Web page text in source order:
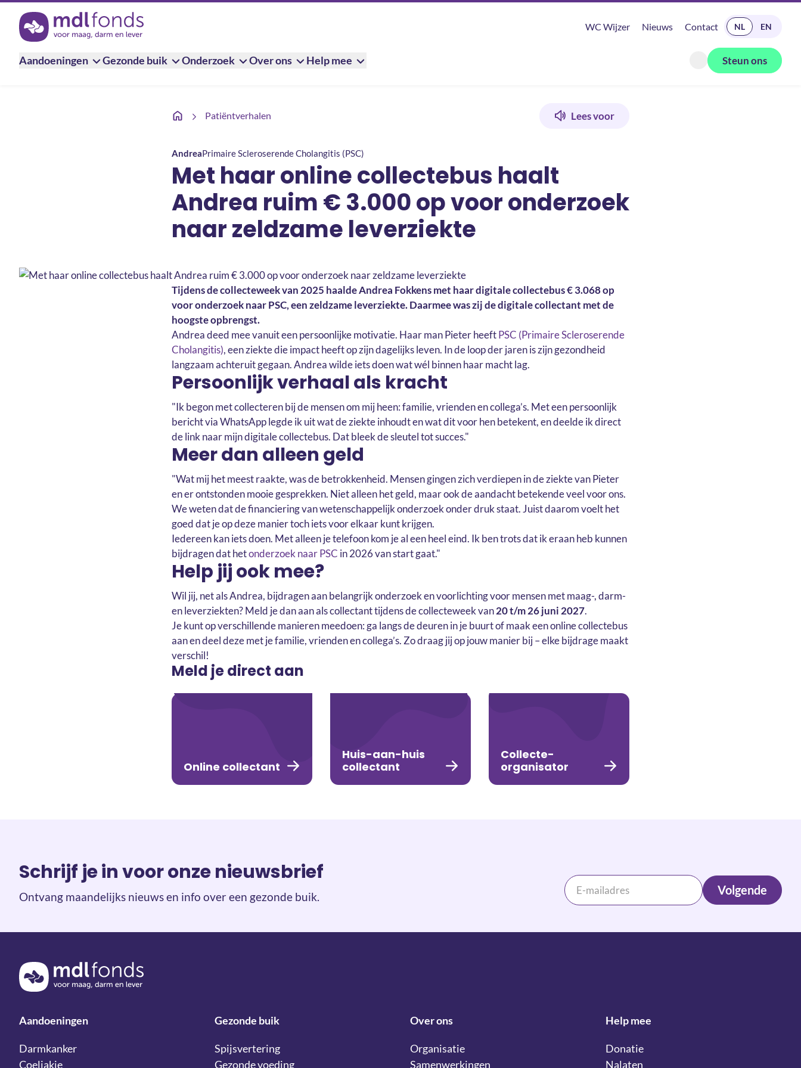
Terug naar de homepage
WC Wijzer Nieuws Contact READ IN ENGLISH
NL EN
Aandoeningen Gezonde buik Onderzoek Over ons Help mee
Zoeken openen
Steun ons
Patiëntverhalen
Met haar online collectebus haalt Andrea ruim € 3.000 op voor onderzoek naar zeldzame leverziekte
Lees voor
Met haar online collectebus haalt
Andrea ruim € 3.000 op voor onderzoek
naar zeldzame leverziekte
AndreaPrimaire Scleroserende Cholangitis (PSC)
Tijdens de collecteweek van 2025 haalde Andrea Fokkens met haar digitale collectebus € 3.068 op
voor onderzoek naar PSC, een zeldzame leverziekte. Daarmee was zij de digitale collectant met de
hoogste opbrengst.
Andrea deed mee vanuit een persoonlijke motivatie. Haar man Pieter heeftPSC (Primaire Scleroserende
Cholangitis), een ziekte die impact heeft op zijn dagelijks leven. In de loop der jaren is zijn gezondheid
langzaam achteruit gegaan. Andrea wilde iets doen wat wél binnen haar macht lag.
Persoonlijk verhaal als kracht
"Ik begon met collecteren bij de mensen om mij heen: familie, vrienden en collega’s. Met een persoonlijk
bericht via WhatsApp legde ik uit wat de ziekte inhoudt en wat dit voor hen betekent, en deelde ik direct
de link naar mijn digitale collectebus. Dat bleek de sleutel tot succes."
Meer dan alleen geld
"Wat mij het meest raakte, was de betrokkenheid. Mensen gingen zich verdiepen in de ziekte van Pieter
en er ontstonden mooie gesprekken. Niet alleen het geld, maar ook de aandacht betekende veel voor ons.
We weten dat de financiering van wetenschappelijk onderzoek onder druk staat. Juist daarom voelt het
goed dat je op deze manier toch iets voor elkaar kunt krijgen.
Iedereen kan iets doen. Met alleen je telefoon kom je al een heel eind. Ik ben trots dat ik eraan heb kunnen
bijdragen dat hetonderzoek naar PSC in 2026 van start gaat."
Help jij ook mee?
Wil jij, net als Andrea, bijdragen aan belangrijk onderzoek en voorlichting voor mensen met maag-, darm-
en leverziekten? Meld je dan aan als collectant tijdens de collecteweek van20 t/m 26 juni 2027.
Je kunt op verschillende manieren meedoen: ga langs de deuren in je buurt of maak een online collectebus
aan en deel deze met je familie, vrienden en collega’s. Zo draag jij op jouw manier bij – elke bijdrage maakt
verschil!
Meld je direct aan
Online collectant
Huis-aan-huis
collectant
Collecte-
organisator
Schrijf je in voor onze nieuwsbrief
Ontvang maandelijks nieuws en info over een gezonde buik. Volgende
Terug naar de homepage
Aandoeningen
Darmkanker
Coeliakie
Gezonde buik
Spijsvertering
Gezonde voeding
Over ons
Organisatie
Samenwerkingen
Help mee
Donatie
Nalaten